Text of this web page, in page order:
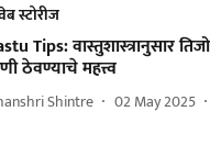
स्टोरीज
Tips: वास्तुशास्त्रानुसार
ठेवण्याचे महत्त्व
Shintre 02 May 2025